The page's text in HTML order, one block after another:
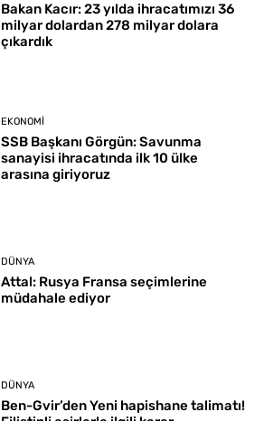
Bakan Kacır: 23 yılda ihracatımızı 36
milyar dolardan 278 milyar dolara
çıkardık
EKONOMI
SSB Başkanı Görgün: Savunma
sanayisi ihracatında ilk 10 ülke
arasına giriyoruz
DÜNYA
Attal: Rusya Fransa seçimlerine
müdahale ediyor
DÜNYA
Ben-Gvir’den Yeni hapishane talimatı!